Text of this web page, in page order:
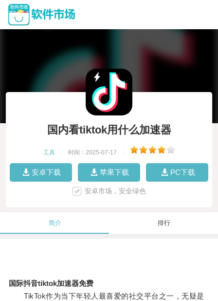
国内看tiktok用什么加速器
工具 时间：2025-07-17
安卓下载 苹果下载 PC下载
安卓市场，安全绿色
简介 排行
国际抖音tiktok加速器免费
TikTok作为当下年轻人最喜爱的社交平台之一，无疑是